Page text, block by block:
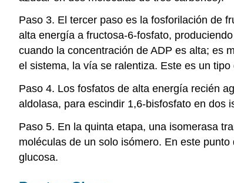
Paso 3. El tercer paso es la fosforilación de
alta energía a fructosa-6-fosfato,
cuando la concentración de ADP es alta; es
el sistema, la vía se ralentiza. Este es un
Paso 4. Los fosfatos de alta energía recién
aldolasa, para escindir 1,6-bisfosfato en dos
Paso 5. En la quinta etapa, una isomerasa
moléculas de un solo isómero. En este
glucosa.